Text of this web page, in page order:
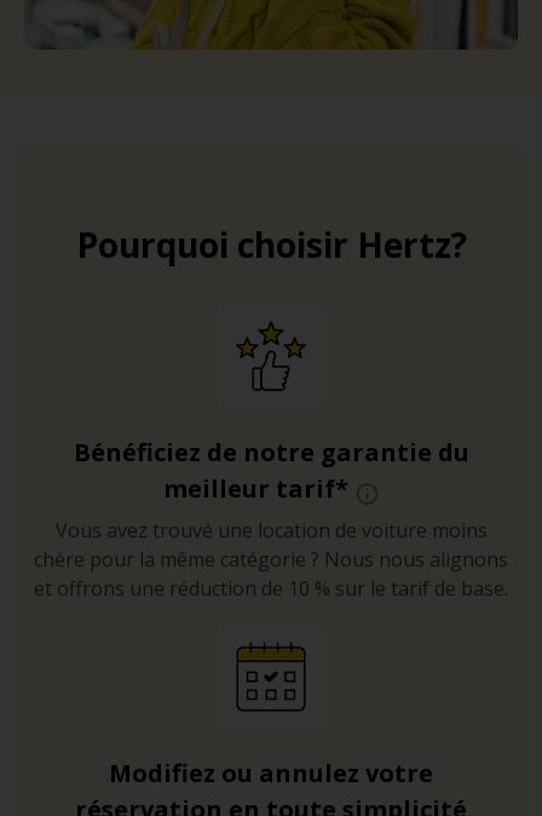
Pourquoi choisir Hertz?
Bénéficiez de notre garantie du
meilleur tarif*
Vous avez trouvé une location de voiture moins
chère pour la même catégorie ? Nous nous alignons
et offrons une réduction de 10 % sur le tarif de base.
Modifiez ou annulez votre